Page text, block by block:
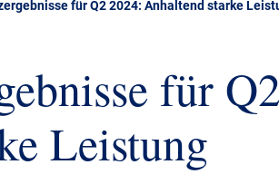
für
Leistung
für Q2 2024: Anhaltend starke